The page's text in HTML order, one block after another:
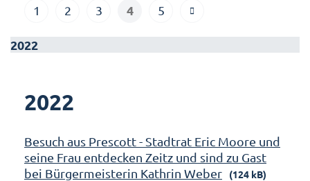
1 2 3 4 5
2022
2022
Besuch aus Prescott - Stadtrat Eric Moore und
seine Frau entdecken Zeitz und sind zu Gast
bei Bürgermeisterin Kathrin Weber
(124 kB)